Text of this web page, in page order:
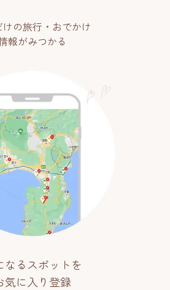
けの旅行・おでかけ
報がみつかる
なるスポットを
気に入り登録